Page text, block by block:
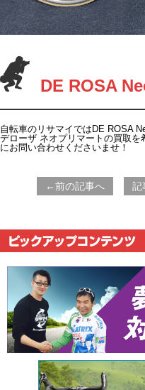
DE ROSA
自転車のリサマイではDE ROSA
デローザ ネオプリマートの買取を
にお問い合わせくださいませ！
←前の記事へ 記